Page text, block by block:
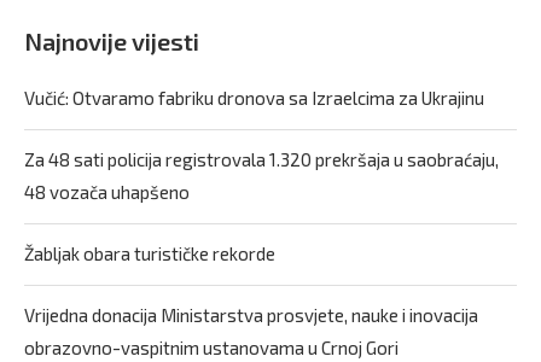
Najnovije vijesti
Vučić: Otvaramo fabriku dronova sa Izraelcima za Ukrajinu
Za 48 sati policija registrovala 1.320 prekršaja u saobraćaju,
48 vozača uhapšeno
Žabljak obara turističke rekorde
Vrijedna donacija Ministarstva prosvjete, nauke i inovacija
obrazovno-vaspitnim ustanovama u Crnoj Gori